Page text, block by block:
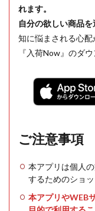
れます。
自分の欲しい商品
知に悩まされる心配
『入荷Now』のダ
ご注意事項
本アプリは個人
するためのショ
本アプリやWEB